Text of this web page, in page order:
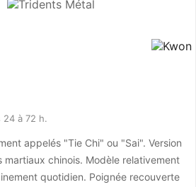
24 à 72 h.
appelés "Tie Chi" ou "Sai". Version
martiaux chinois. Modèle relativement
quotidien. Poignée recouverte